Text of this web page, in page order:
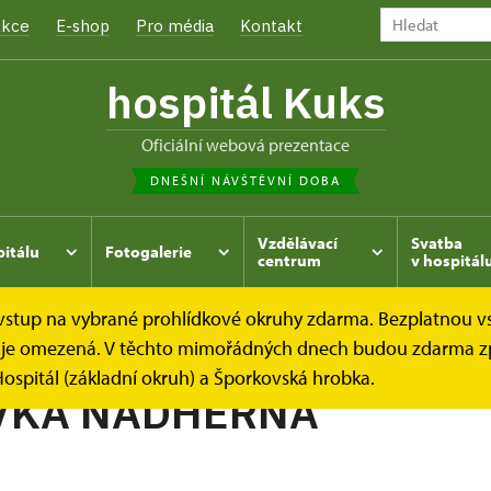
E-shop Pro média Kontakt
hospitál Kuks
oficiální webová prezentace
DNEŠNÍ NÁVŠTĚVNÍ DOBA
Fotogalerie
Vzdělávací
centrum
Svatba
v
na vybrané prohlídkové okruhy zdarma. Bezplatnou
omezená. V těchto mimořádných dnech budou zdarma
(základní okruh) a Šporkovská hrobka.
Kukský herbář - aneb co u nás roste...
NÁDHERNÁ